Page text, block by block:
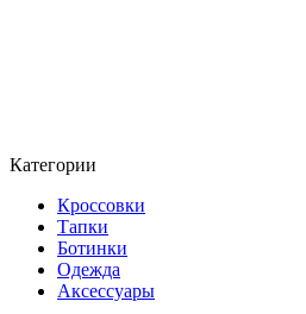
Категории
Кроссовки
Тапки
Ботинки
Одежда
Аксессуары